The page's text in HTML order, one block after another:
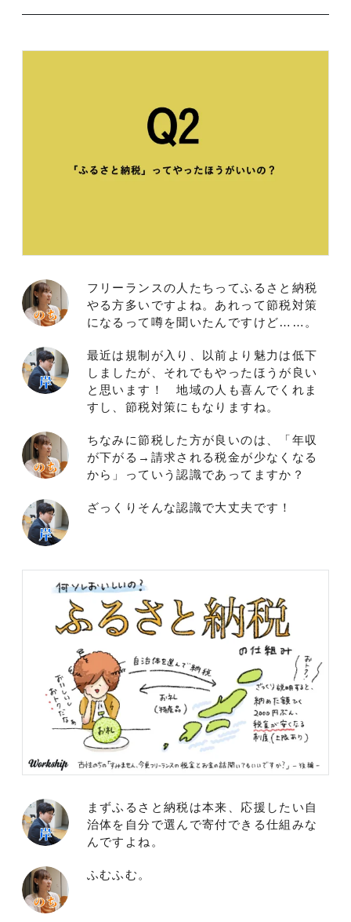
フリーランスの人たちってふるさと納税
やる方多いですよね。あれって節税対策
になるって噂を聞いたんですけど……。
最近は規制が入り、以前より魅力は低下
しましたが、それでもやったほうが良い
と思います！ 地域の人も喜んでくれま
すし、節税対策にもなりますね。
ちなみに節税した方が良いのは、「年収
が下がる→請求される税金が少なくなる
から」っていう認識であってますか？
ざっくりそんな認識で大丈夫です！
まずふるさと納税は本来、応援したい自
治体を自分で選んで寄付できる仕組みな
んですよね。
ふむふむ。